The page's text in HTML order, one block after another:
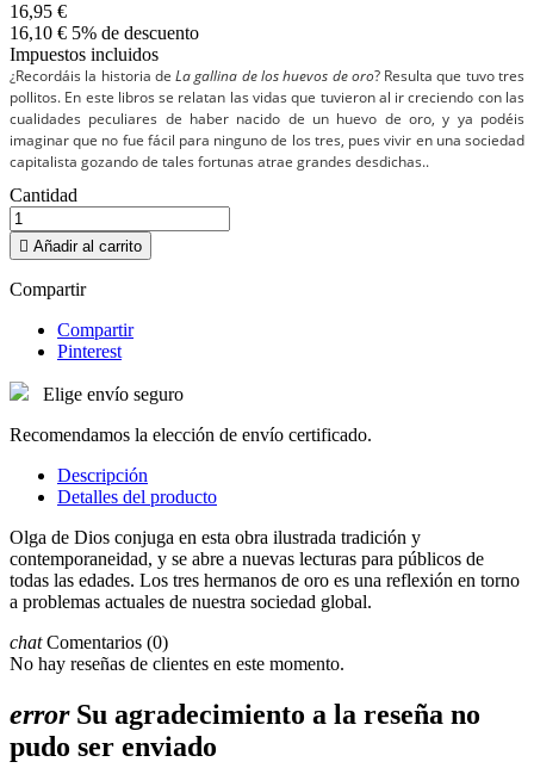
16,95 €
16,10 € 5% de descuento
Impuestos incluidos
¿Recordáis la historia de La gallina de los huevos de oro? Resulta que tuvo tres
pollitos. En este libros se relatan las vidas que tuvieron al ir creciendo con las
cualidades peculiares de haber nacido de un huevo de oro, y ya podéis
imaginar que no fue fácil para ninguno de los tres, pues vivir en una sociedad
capitalista gozando de tales fortunas atrae grandes desdichas..
Cantidad
 Añadir al carrito
Compartir
Compartir
Pinterest
Elige envío seguro
Recomendamos la elección de envío certificado.
Descripción
Detalles del producto
Olga de Dios conjuga en esta obra ilustrada tradición y
contemporaneidad, y se abre a nuevas lecturas para públicos de
todas las edades. Los tres hermanos de oro es una reflexión en torno
a problemas actuales de nuestra sociedad global.
chatComentarios (0)
No hay reseñas de clientes en este momento.
errorSu agradecimiento a la reseña no
pudo ser enviado